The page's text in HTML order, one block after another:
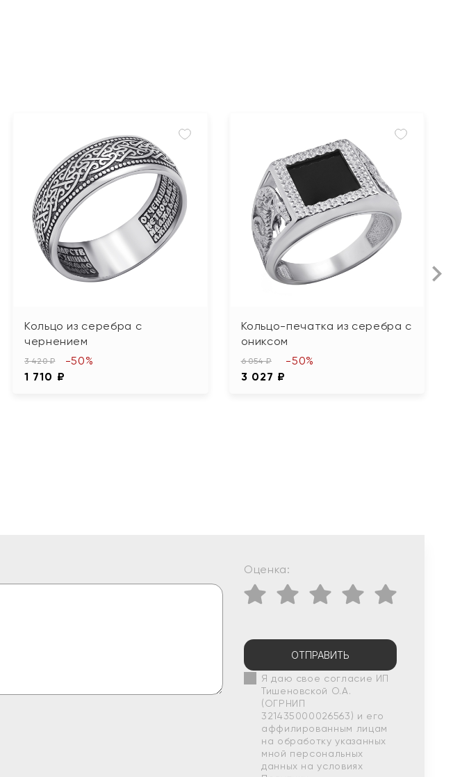
Кольцо из серебра с
чернением
3 420 ₽
1 710 ₽
-50%
Кольцо-печатка из серебра с
ониксом
6 054 ₽
3 027 ₽
-50%
Оценка:
ОТПРАВИТЬ
Я даю свое согласие ИП
Тишеновской О.А.
(ОГРНИП
321435000026563) и его
аффилированным лицам
на обработку указанных
мной персональных
данных на условиях